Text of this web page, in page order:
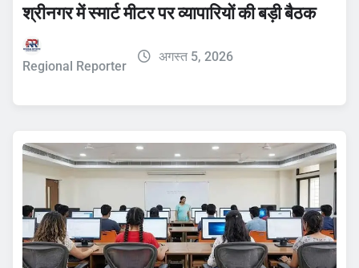
श्रीनगर में स्मार्ट मीटर पर व्यापारियों की बड़ी बैठक
Regional Reporter
अगस्त 5, 2026